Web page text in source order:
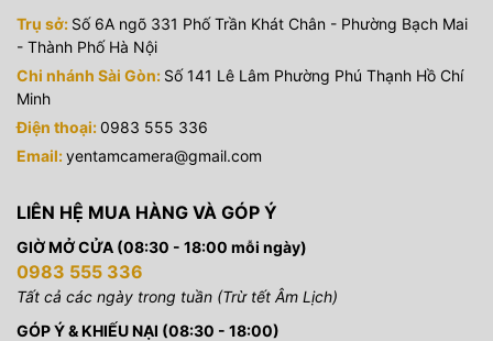
Trụ sở: Số 6A ngõ 331 Phố Trần Khát Chân - Phường Bạch Mai
- Thành Phố Hà Nội
Chi nhánh Sài Gòn: Số 141 Lê Lâm Phường Phú Thạnh Hồ Chí
Minh
Điện thoại:0983 555 336
Email:yentamcamera@gmail.com
LIÊN HỆ MUA HÀNG VÀ GÓP Ý
GIỜ MỞ CỬA (08:30 - 18:00 mỗi ngày)
0983 555 336
Tất cả các ngày trong tuần (Trừ tết Âm Lịch)
GÓP Ý & KHIẾU NẠI (08:30 - 18:00)